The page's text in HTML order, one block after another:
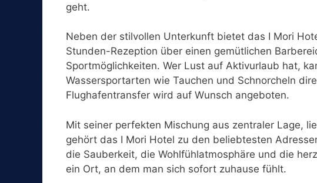
geht.
Neben der stilvollen Unterkunft bietet das I Mori
Stunden-Rezeption über einen gemütlichen
Sportmöglichkeiten. Wer Lust auf Aktivurlaub hat,
Wassersportarten wie Tauchen und Schnorcheln
Flughafentransfer wird auf Wunsch angeboten.
Mit seiner perfekten Mischung aus zentraler Lage,
gehört das I Mori Hotel zu den beliebtesten
die Sauberkeit, die Wohlfühlatmosphäre und die
ein Ort, an dem man sich sofort zuhause fühlt.